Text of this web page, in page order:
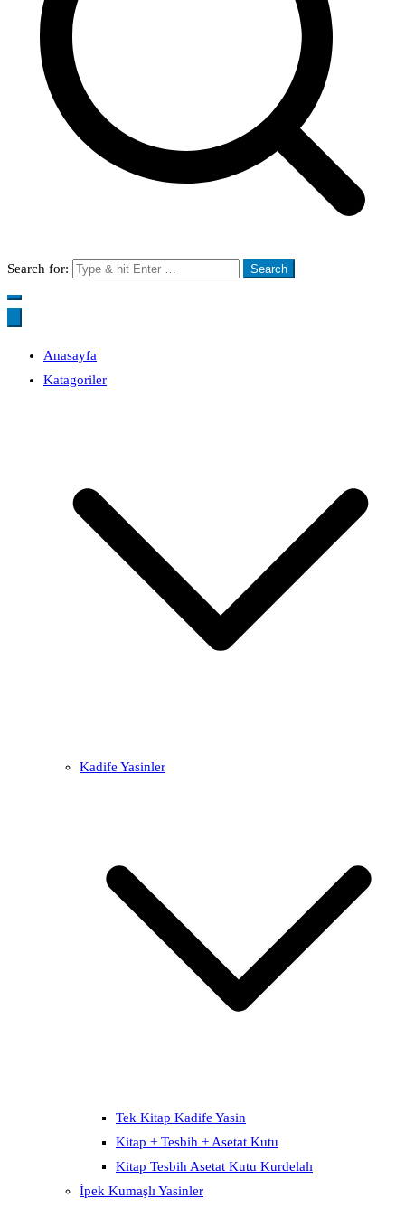
Search for:
Anasayfa
Katagoriler
Kadife Yasinler
Tek Kitap Kadife Yasin
Kitap + Tesbih + Asetat Kutu
Kitap Tesbih Asetat Kutu Kurdelalı
İpek Kumaşlı Yasinler